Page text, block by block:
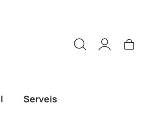
Serveis